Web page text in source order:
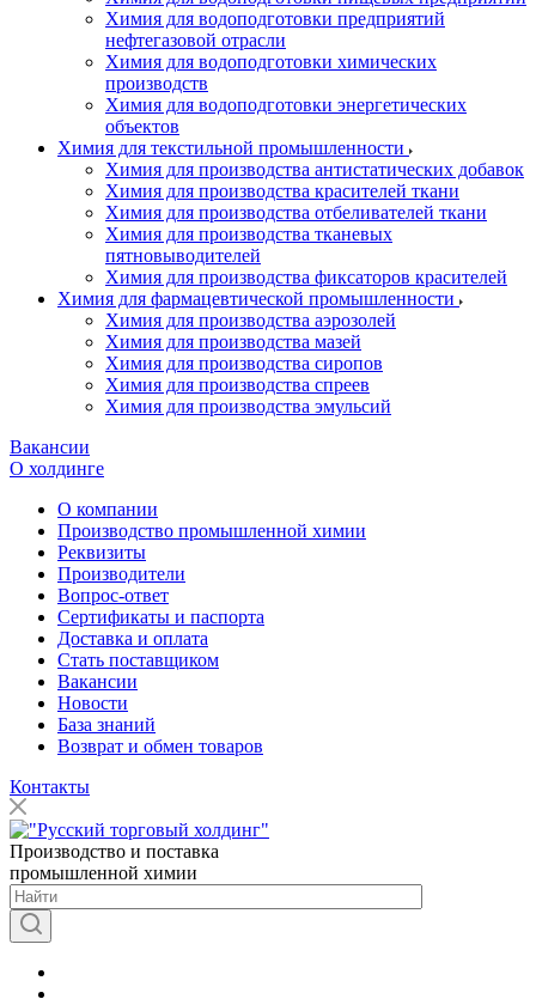
Химия для водоподготовки предприятий
нефтегазовой отрасли
Химия для водоподготовки химических
производств
Химия для водоподготовки энергетических
объектов
Химия для текстильной промышленности
Химия для производства антистатических добавок
Химия для производства красителей ткани
Химия для производства отбеливателей ткани
Химия для производства тканевых
пятновыводителей
Химия для производства фиксаторов красителей
Химия для фармацевтической промышленности
Химия для производства аэрозолей
Химия для производства мазей
Химия для производства сиропов
Химия для производства спреев
Химия для производства эмульсий
Вакансии
О холдинге
О компании
Производство промышленной химии
Реквизиты
Производители
Вопрос-ответ
Сертификаты и паспорта
Доставка и оплата
Стать поставщиком
Вакансии
Новости
База знаний
Возврат и обмен товаров
Контакты
Производство и поставка
промышленной химии